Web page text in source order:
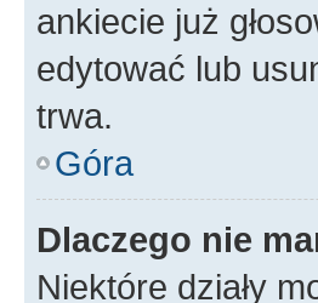
ankiecie już
edytować lub
trwa.
Góra
Dlaczego nie
Niektóre działy